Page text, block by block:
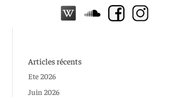
Articles récents
Ete 2026
Juin 2026